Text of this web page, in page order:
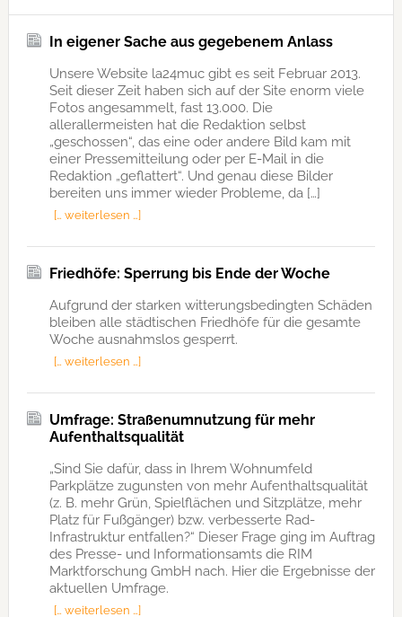
In eigener Sache aus gegebenem Anlass
Unsere Website la24muc gibt es seit Februar 2013.
Seit dieser Zeit haben sich auf der Site enorm viele
Fotos angesammelt, fast 13.000. Die
allerallermeisten hat die Redaktion selbst
„geschossen“, das eine oder andere Bild kam mit
einer Pressemitteilung oder per E-Mail in die
Redaktion „geflattert“. Und genau diese Bilder
bereiten uns immer wieder Probleme, da […]
[… weiterlesen …]
Friedhöfe: Sperrung bis Ende der Woche
Aufgrund der starken witterungsbedingten Schäden
bleiben alle städtischen Friedhöfe für die gesamte
Woche ausnahmslos gesperrt.
[… weiterlesen …]
Umfrage: Straßenumnutzung für mehr
Aufenthaltsqualität
„Sind Sie dafür, dass in Ihrem Wohnumfeld
Parkplätze zugunsten von mehr Aufenthaltsqualität
(z. B. mehr Grün, Spielflächen und Sitzplätze, mehr
Platz für Fußgänger) bzw. verbesserte Rad-
Infrastruktur entfallen?“ Dieser Frage ging im Auftrag
des Presse- und Informationsamts die RIM
Marktforschung GmbH nach. Hier die Ergebnisse der
aktuellen Umfrage.
[… weiterlesen …]